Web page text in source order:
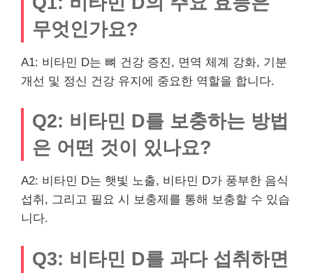
무엇인가요?
A1: 비타민 D는 뼈 건강 증진, 면역 체계 강화, 기분
개선 및 정신 건강 유지에 중요한 역할을 합니다.
Q2: 비타민 D를 보충하는 방법
은 어떤 것이 있나요?
A2: 비타민 D는 햇빛 노출, 비타민 D가 풍부한 음식
섭취, 그리고 필요 시 보충제를 통해 보충할 수 있습
니다.
Q3: 비타민 D를 과다 섭취하면